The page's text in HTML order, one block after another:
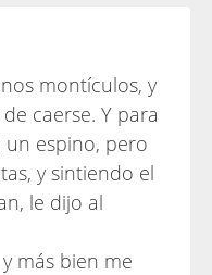
montículos, y
caerse. Y para
un espino, pero
y sintiendo el
le dijo al
más bien me